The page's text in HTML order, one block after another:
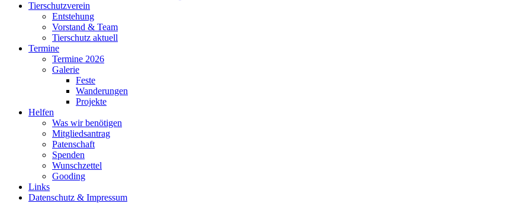
Tierschutzverein
Entstehung
Vorstand & Team
Tierschutz aktuell
Termine
Termine 2026
Galerie
Feste
Wanderungen
Projekte
Helfen
Was wir benötigen
Mitgliedsantrag
Patenschaft
Spenden
Wunschzettel
Gooding
Links
Datenschutz & Impressum